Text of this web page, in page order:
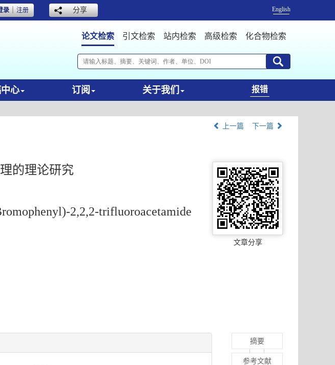
录｜注册 分享 English
论文检索 引文检索 站内检索 高级检索 化合物检索
心 订阅 关于我们 报错
上一篇 下一篇
的理论研究
2,2,2-trifluoroacetamide
文章分享
摘要
参考文献